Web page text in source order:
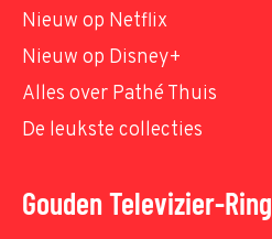
Nieuw op Netflix
Nieuw op Disney+
Alles over Pathé Thuis
De leukste collecties
Gouden Televizier-Ring